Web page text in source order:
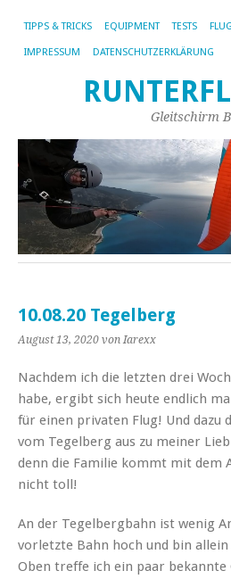
TIPPS & TRICKS EQUIPMENT TESTS
IMPRESSUM DATENSCHUTZERKLÄRUNG
Gleitschirm
10.08.20 Tegelberg
August 13, 2020 von Iarexx
Nachdem ich die letzten drei
habe, ergibt sich heute endlich
für einen privaten Flug! Und dazu
vom Tegelberg aus zu meiner
denn die Familie kommt mit dem
nicht toll!
An der Tegelbergbahn ist wenig
vorletzte Bahn hoch und bin
Oben treffe ich ein paar bekannte